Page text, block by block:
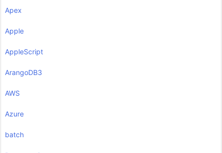
Apex
Apple
AppleScript
ArangoDB3
AWS
Azure
batch